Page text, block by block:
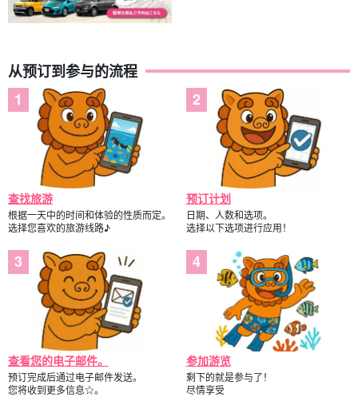
从预订到参与的流程
查找旅游
根据一天中的时间和体验的性质而定。
选择您喜欢的旅游线路♪
预订计划
日期、人数和选项。
选择以下选项进行应用！
查看您的电子邮件。
预订完成后通过电子邮件发送。
您将收到更多信息☆。
参加游览
剩下的就是参与了！
尽情享受